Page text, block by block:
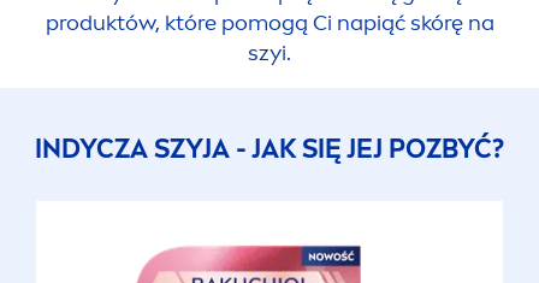
produktów, które pomogą Ci napiąć skórę na
szyi.
INDYCZA SZYJA - JAK SIĘ JEJ POZBYĆ?